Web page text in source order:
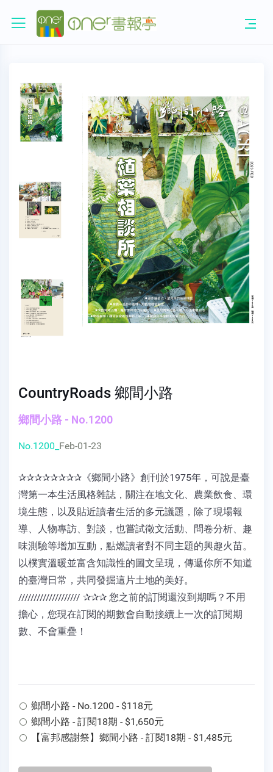
CountryRoads 鄉間小路
鄉間小路 - No.1200
No.1200_ Feb-01-23
✰✰✰✰✰✰✰✰《鄉間小路》創刊於1975年，可說是臺
灣第一本生活風格雜誌，關注在地文化、農業飲食、環
境生態，以及貼近讀者生活的多元議題，除了現場報
導、人物專訪、對談，也嘗試徵文活動、問卷分析、趣
味測驗等增加互動，點燃讀者對不同主題的興趣火苗。
以樸實溫暖並富含知識性的圖文呈現，傳遞你所不知道
的臺灣日常，共同發掘這片土地的美好。
//////////////////// ✰✰✰ 您之前的訂閱還沒到期嗎？不用
擔心，您現在訂閱的期數會自動接續上一次的訂閱期
數、不會重疊！
鄉間小路 - No.1200 - $118元
鄉間小路 - 訂閱18期 - $1,650元
【富邦感謝祭】鄉間小路 - 訂閱18期 - $1,485元